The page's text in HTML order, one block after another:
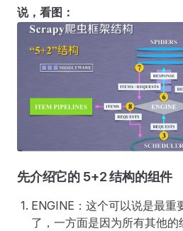
说，看图：
先介绍它的 5+2 结构的组件
ENGINE：这个可以说是最重
了，一方面是因为所有其他